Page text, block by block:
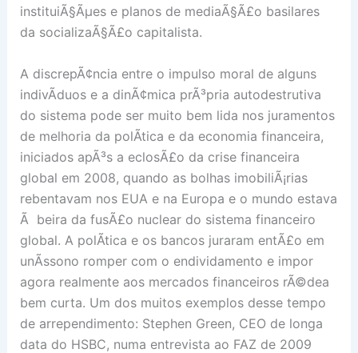
instituiÃ§Ãµes e planos de mediaÃ§Ã£o basilares
da socializaÃ§Ã£o capitalista.
A discrepÃ¢ncia entre o impulso moral de alguns
indivÃ­duos e a dinÃ¢mica prÃ³pria autodestrutiva
do sistema pode ser muito bem lida nos juramentos
de melhoria da polÃ­tica e da economia financeira,
iniciados apÃ³s a eclosÃ£o da crise financeira
global em 2008, quando as bolhas imobiliÃ¡rias
rebentavam nos EUA e na Europa e o mundo estava
Ã beira da fusÃ£o nuclear do sistema financeiro
global. A polÃ­tica e os bancos juraram entÃ£o em
unÃ­ssono romper com o endividamento e impor
agora realmente aos mercados financeiros rÃ©dea
bem curta. Um dos muitos exemplos desse tempo
de arrependimento: Stephen Green, CEO de longa
data do HSBC, numa entrevista ao FAZ de 2009